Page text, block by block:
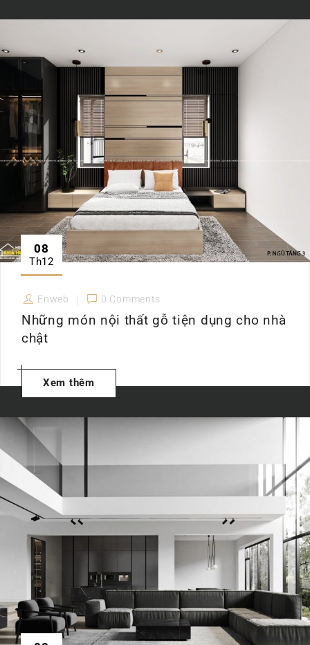
08
Th12
Enweb 0 Comments
Những món nội thất gỗ tiện dụng cho nhà
chật
Xem thêm